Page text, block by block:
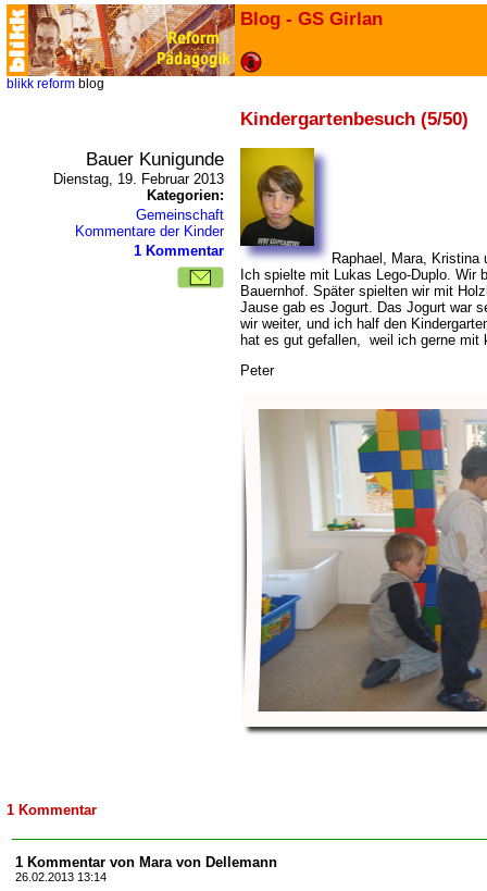
Blog - GS Girlan
blikk reform blog
Kindergartenbesuch (5/50)
Bauer Kunigunde
Dienstag, 19. Februar 2013
Kategorien:
Gemeinschaft
Kommentare der Kinder
1 Kommentar
Raphael, Mara, Kristina
Ich spielte mit Lukas Lego-Duplo. Wir
Bauernhof. Später spielten wir mit
Jause gab es Jogurt. Das Jogurt war
wir weiter, und ich half den
hat es gut gefallen, weil ich gerne mit
Peter
1 Kommentar
1 Kommentar von Mara von Dellemann
26.02.2013 13:14